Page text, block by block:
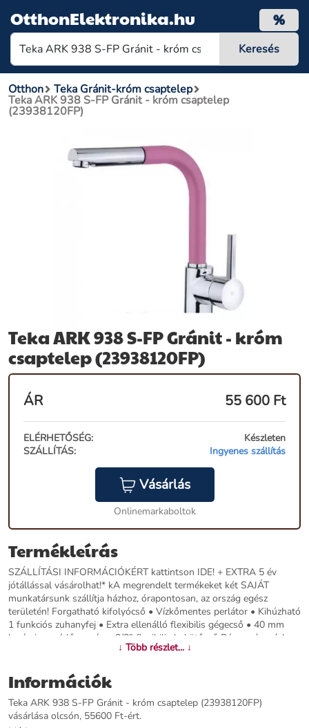
OtthonElektronika.hu %
Otthon Teka Gránit-króm csaptelep
Teka ARK 938 S-FP Gránit - króm csaptelep
(23938120FP)
Teka ARK 938 S-FP Gránit - króm
csaptelep (23938120FP)
ÁR 55 600 Ft
ELÉRHETŐSÉG:
Készleten
SZÁLLÍTÁS:
Ingyenes szállítás
Vásárlás
Onlinemarkaboltok
Termékleírás
SZÁLLÍTÁSI INFORMÁCIÓKÉRT kattintson IDE! + EXTRA 5 év
jótállással vásárolhat!* kA megrendelt termékeket két SAJÁT
munkatársunk szállítja házhoz, órapontosan, az ország egész
területén! Forgatható kifolyócső • Vízkőmentes perlátor • Kihúzható
1 funkciós zuhanyfej • Extra ellenálló flexibilis gégecső • 40 mm
kerámia vezérlőegység • 3/8” flexibilis bekötőcső Rózsaszín színben.
↓ Több részlet... ↓
Információk
Teka ARK 938 S-FP Gránit - króm csaptelep (23938120FP)
vásárlása olcsón, 55600 Ft-ért.